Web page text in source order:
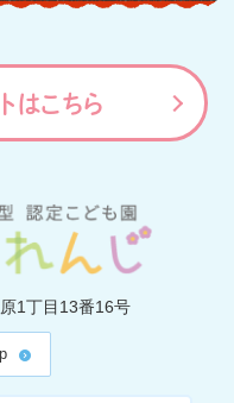
はこちら
1丁目13番16号